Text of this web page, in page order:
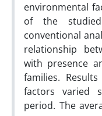
environmental
of the
conventional
relationship
with presence
families.
factors varied
period. The